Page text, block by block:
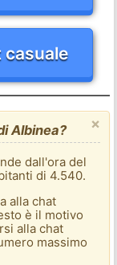
casuale
×
Albinea?
dall'ora del
di 4.540.
alla chat
è il motivo
alla chat
massimo